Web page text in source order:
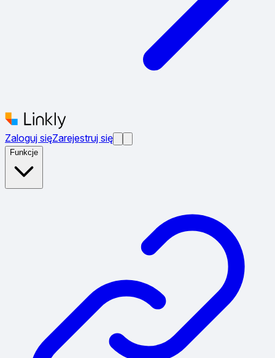
Zaloguj sięZarejestruj się
Funkcje